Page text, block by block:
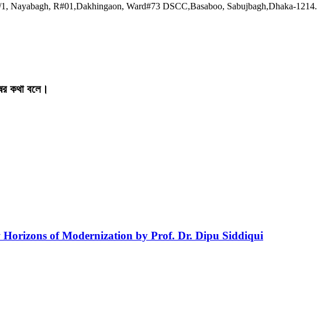
R#01,Dakhingaon, Ward#73 DSCC,Basaboo, Sabujbagh,Dhaka-1214.
কথা বলে।
of Modernization by Prof. Dr. Dipu Siddiqui